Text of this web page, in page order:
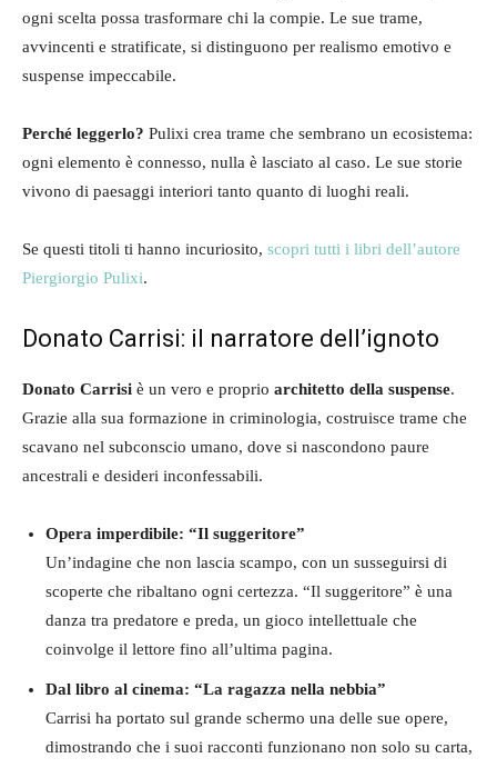
ogni scelta possa trasformare chi la compie. Le sue trame,
avvincenti e stratificate, si distinguono per realismo emotivo e
suspense impeccabile.
Perché leggerlo? Pulixi crea trame che sembrano un ecosistema:
ogni elemento è connesso, nulla è lasciato al caso. Le sue storie
vivono di paesaggi interiori tanto quanto di luoghi reali.
Se questi titoli ti hanno incuriosito, scopri tutti i libri dell’autore
Piergiorgio Pulixi.
Donato Carrisi: il narratore dell’ignoto
Donato Carrisi è un vero e proprio architetto della suspense.
Grazie alla sua formazione in criminologia, costruisce trame che
scavano nel subconscio umano, dove si nascondono paure
ancestrali e desideri inconfessabili.
Opera imperdibile: “Il suggeritore”
Un’indagine che non lascia scampo, con un susseguirsi di
scoperte che ribaltano ogni certezza. “Il suggeritore” è una
danza tra predatore e preda, un gioco intellettuale che
coinvolge il lettore fino all’ultima pagina.
Dal libro al cinema: “La ragazza nella nebbia”
Carrisi ha portato sul grande schermo una delle sue opere,
dimostrando che i suoi racconti funzionano non solo su carta,